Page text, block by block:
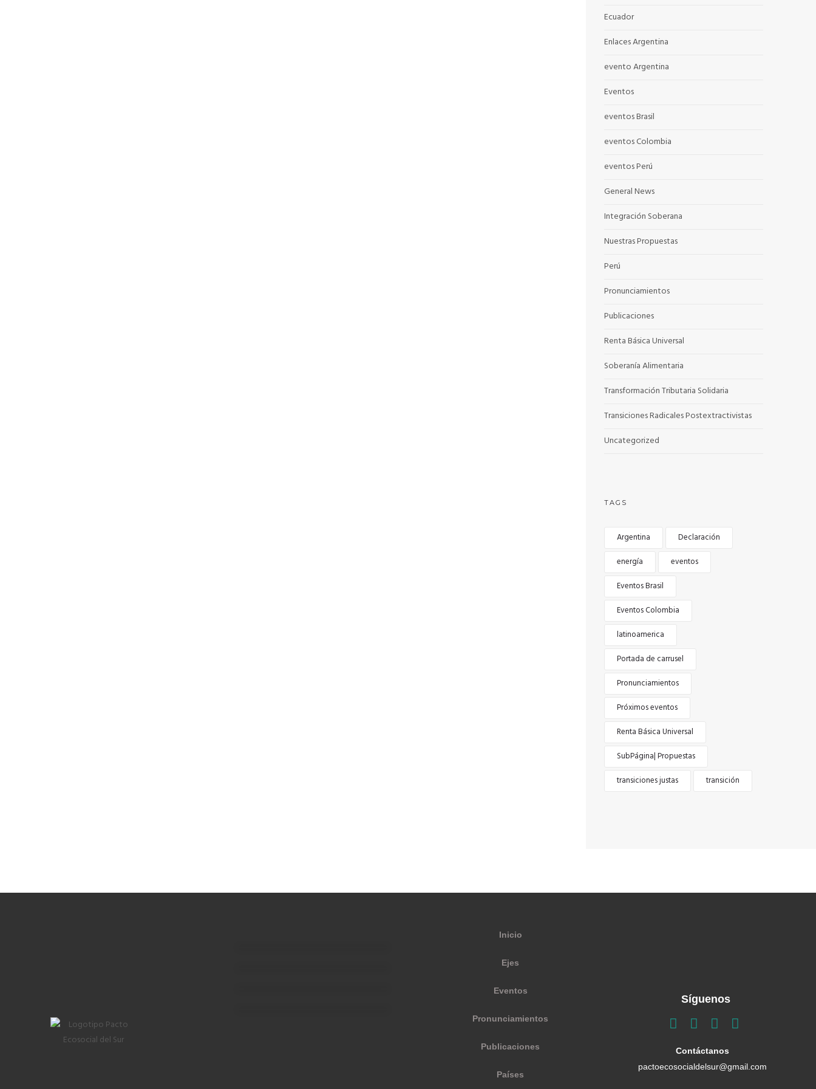
Ecuador
Enlaces Argentina
evento Argentina
Eventos
eventos Brasil
eventos Colombia
eventos Perú
General News
Integración Soberana
Nuestras Propuestas
Perú
Pronunciamientos
Publicaciones
Renta Básica Universal
Soberanía Alimentaria
Transformación Tributaria Solidaria
Transiciones Radicales Postextractivistas
Uncategorized
TAGS
Argentina
Declaración
energía
eventos
Eventos Brasil
Eventos Colombia
latinoamerica
Portada de carrusel
Pronunciamientos
Próximos eventos
Renta Básica Universal
SubPágina| Propuestas
transiciones justas
transición
Inicio
Ejes
Eventos
Pronunciamientos
Publicaciones
Países
Síguenos
Contáctanos
pactoecosocialdelsur@gmail.com